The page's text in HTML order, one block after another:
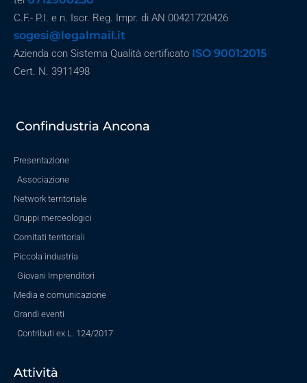
C.F.- P.I. e n. Iscr. Reg. Impr. di AN 00421720426
sogesi@legalmail.it
Azienda con Sistema Qualità certificato ISO 9001:2015
Cert. N. 3911498
Confindustria Ancona
Presentazione
Associazione
Network territoriale
Gruppi merceologici
Comitati territoriali
Piccola industria
Giovani Imprenditori
Media e comunicazione
Grandi eventi
Contributi ex L. 124/2017
Attività